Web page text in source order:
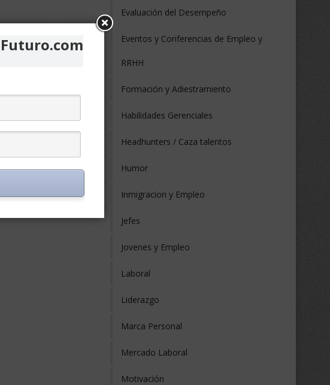
Evaluación del Desempeño
Eventos y Conferencias de Empleo y
RRHH
Formación y Adiestramiento
Habilidades Gerenciales
Headhunters / Caza talentos
Humor
Inmigracion y Empleo
Jefes
Jovenes y Empleo
Laboral
Liderazgo
Marca Personal
Mercado Laboral
Motivación